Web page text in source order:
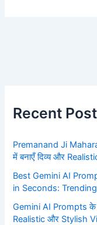
Recent
Premanand Ji
में बनाएँ दिव्य और
Best Gemini AI
in Seconds:
Gemini AI Prompts के
Realistic और Stylish